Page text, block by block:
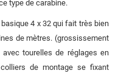
type de carabine.
4 x 32 qui fait très bien
de mètres. (grossissement
tourelles de réglages en
de montage se fixant